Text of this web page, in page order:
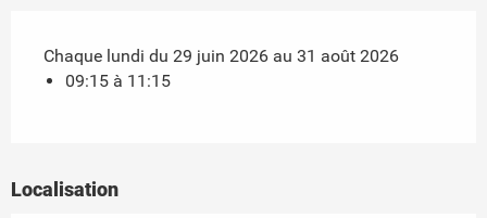
Chaque lundi du 29 juin 2026 au 31 août 2026
09:15 à 11:15
Localisation